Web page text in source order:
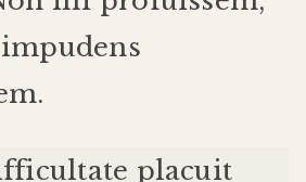
impudens
.
placuit